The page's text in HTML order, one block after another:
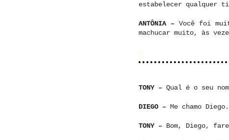
estabelecer qualquer
ANTÔNIA – Você foi
machucar muito, às
TONY – Qual é o seu
DIEGO – Me chamo Diego.
TONY – Bom, Diego,